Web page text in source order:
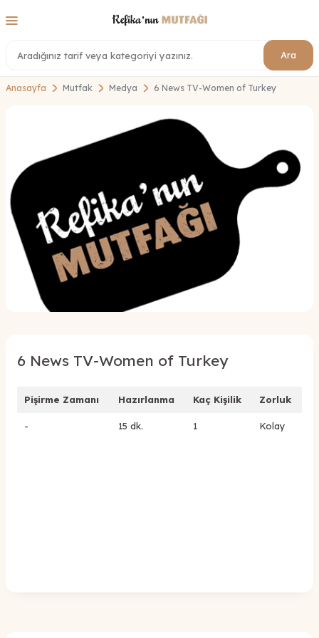
Ara
Anasayfa Mutfak Medya 6 News TV-Women of Turkey
6 News TV-Women of Turkey
Pişirme Zamanı Hazırlanma Kaç Kişilik Zorluk
- 15 dk. 1 Kolay